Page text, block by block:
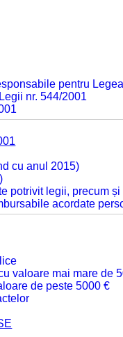
pentru
nr. 544/2001
cu anul 2015)
potrivit legii, precum
acordate
valoare mai mare de
de peste 5000 €